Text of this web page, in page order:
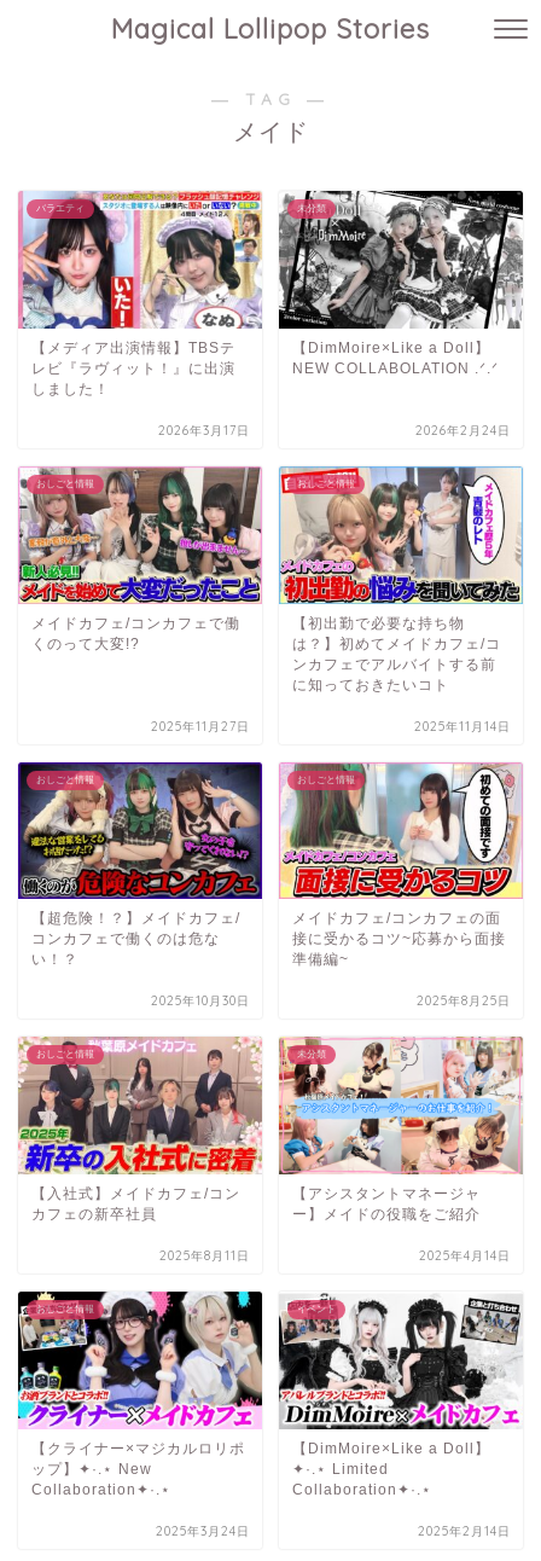
Magical Lollipop Stories
― TAG ―
メイド
バラエティ
【メディア出演情報】TBSテ
レビ『ラヴィット！』に出演
しました！
2026年3月17日
未分類
【DimMoire×Like a Doll】
NEW COLLABOLATION .ᐟ.ᐟ
2026年2月24日
おしごと情報
メイドカフェ/コンカフェで働
くのって大変!?
2025年11月27日
おしごと情報
【初出勤で必要な持ち物
は？】初めてメイドカフェ/コ
ンカフェでアルバイトする前
に知っておきたいコト
2025年11月14日
おしごと情報
【超危険！？】メイドカフェ/
コンカフェで働くのは危な
い！？
2025年10月30日
おしごと情報
メイドカフェ/コンカフェの面
接に受かるコツ~応募から面接
準備編~
2025年8月25日
おしごと情報
【入社式】メイドカフェ/コン
カフェの新卒社員
2025年8月11日
未分類
【アシスタントマネージャ
ー】メイドの役職をご紹介
2025年4月14日
おしごと情報
【クライナー×マジカルロリポ
ップ】✦·.⋆ New
Collaboration✦·.⋆
2025年3月24日
イベント
【DimMoire×Like a Doll】
✦·.⋆ Limited
Collaboration✦·.⋆
2025年2月14日